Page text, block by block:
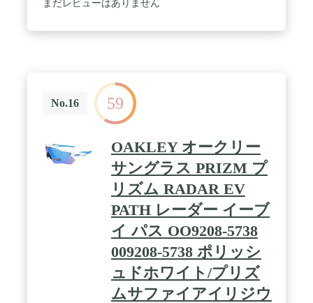
まだレビューはありません
No.16 59
OAKLEY オークリー
サングラス PRIZM プ
リズム RADAR EV
PATH レーダー イーブ
イ パス OO9208-5738
009208-5738 ポリッシ
ュドホワイト/プリズ
ムサファイアイリジウ